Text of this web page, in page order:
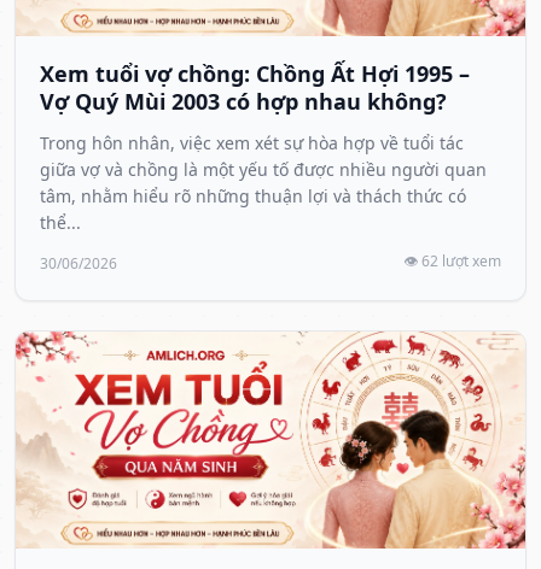
Xem tuổi vợ chồng: Chồng Ất Hợi 1995 –
Vợ Quý Mùi 2003 có hợp nhau không?
Trong hôn nhân, việc xem xét sự hòa hợp về tuổi tác
giữa vợ và chồng là một yếu tố được nhiều người quan
tâm, nhằm hiểu rõ những thuận lợi và thách thức có
thể...
30/06/2026 👁️ 62 lượt xem